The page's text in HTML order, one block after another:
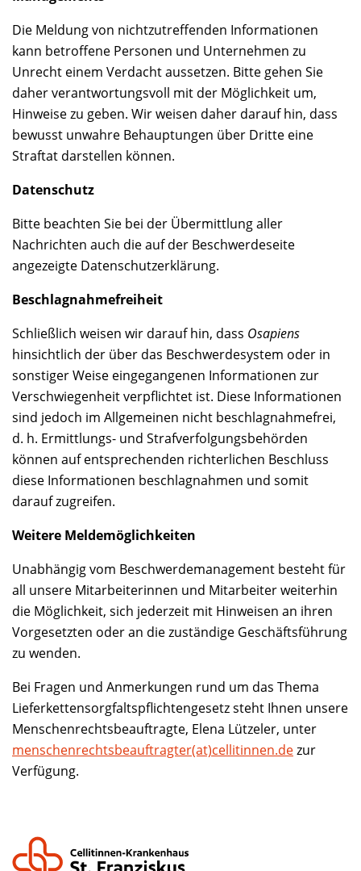
Die Meldung von nichtzutreffenden Informationen
kann betroffene Personen und Unternehmen zu
Unrecht einem Verdacht aussetzen. Bitte gehen Sie
daher verantwortungsvoll mit der Möglichkeit um,
Hinweise zu geben. Wir weisen daher darauf hin, dass
bewusst unwahre Behauptungen über Dritte eine
Straftat darstellen können.
Datenschutz
Bitte beachten Sie bei der Übermittlung aller
Nachrichten auch die auf der Beschwerdeseite
angezeigte Datenschutzerklärung.
Beschlagnahmefreiheit
Schließlich weisen wir darauf hin, dass Osapiens
hinsichtlich der über das Beschwerdesystem oder in
sonstiger Weise eingegangenen Informationen zur
Verschwiegenheit verpflichtet ist. Diese Informationen
sind jedoch im Allgemeinen nicht beschlagnahmefrei,
d. h. Ermittlungs- und Strafverfolgungsbehörden
können auf entsprechenden richterlichen Beschluss
diese Informationen beschlagnahmen und somit
darauf zugreifen.
Weitere Meldemöglichkeiten
Unabhängig vom Beschwerdemanagement besteht für
all unsere Mitarbeiterinnen und Mitarbeiter weiterhin
die Möglichkeit, sich jederzeit mit Hinweisen an ihren
Vorgesetzten oder an die zuständige Geschäftsführung
zu wenden.
Bei Fragen und Anmerkungen rund um das Thema
Lieferkettensorgfaltspflichtengesetz steht Ihnen unsere
Menschenrechtsbeauftragte, Elena Lützeler, unter
menschenrechtsbeauftragter(at)cellitinnen.dezur
Verfügung.